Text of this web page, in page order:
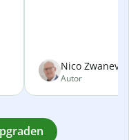
Nico
Autor